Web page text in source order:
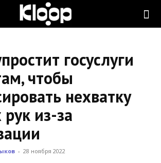
госуслуги
чтобы
нехватку
из-за
- 28 ноября 2022